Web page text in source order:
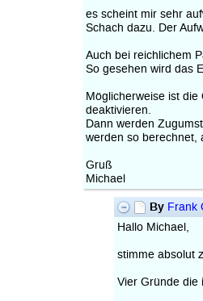
es scheint mir sehr
Schach dazu. Der
Auch bei reichlichem
So gesehen wird das
Möglicherweise ist
deaktivieren.
Dann werden
werden so berechnet,
Gruß
Michael
By Frank
Hallo Michael,
stimme absolut
Vier Gründe die